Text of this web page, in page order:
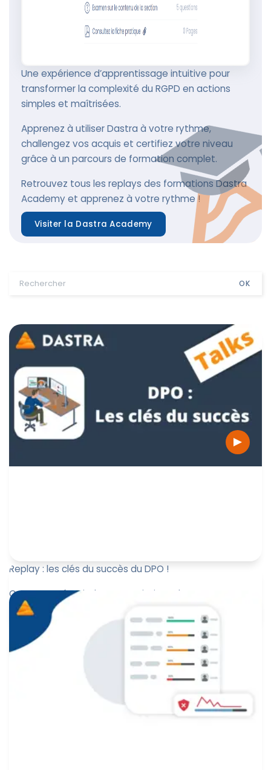
Une expérience d’apprentissage intuitive pour
transformer la complexité du RGPD en actions
simples et maîtrisées.
Apprenez à utiliser Dastra à votre rythme,
challengez vos acquis et certifiez votre niveau
grâce à un parcours de formation complet.
Retrouvez tous les replays des formations Dastra
Academy et apprenez à votre rythme !
Visiter la Dastra Academy
OK
Replay : les clés du succès du DPO !
Comment réussir dans ses missions de DPO ? Nos
solutions
Jérôme de Mercey
5 décembre 2022